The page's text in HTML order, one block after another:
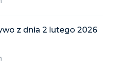
z dnia 2 lutego 2026